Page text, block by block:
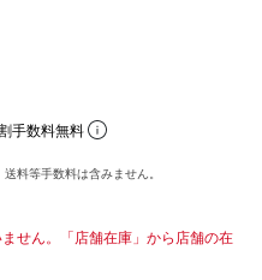
手数料無料
料等手数料は含みません。
せん。「店舗在庫」から店舗の在